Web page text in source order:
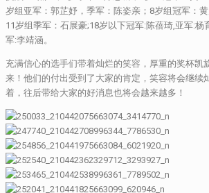
岁组亚军：郭芷妤，季军：陈姿亲；8岁组冠军：黄
11岁组季军：石展豪;18岁以下冠军:陈蓓琦,亚军:杨
军:李靖涵。
充满信心的选手们带着灿烂的笑容，厚重的奖杯凯
来！他们的付出受到了大家的肯定，笑容将会继续
着，往后带给大家的好消息也将会越来越多！